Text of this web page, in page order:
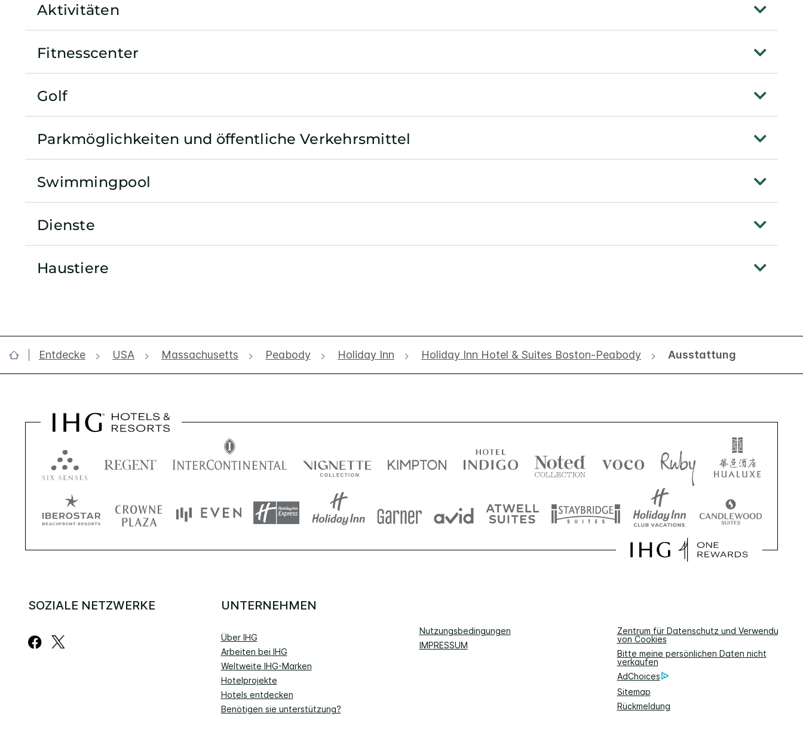
Aktivitäten
Fitnesscenter
Golf
Parkmöglichkeiten und öffentliche Verkehrsmittel
Swimmingpool
Dienste
Haustiere
Entdecke USA Massachusetts Peabody Holiday Inn Holiday Inn Hotel & Suites Boston-Peabody Ausstattung
SOZIALE NETZWERKE UNTERNEHMEN
Über IHG
Arbeiten bei IHG
Weltweite IHG-Marken
Hotelprojekte
Hotels entdecken
Benötigen sie unterstützung?
Nutzungsbedingungen
IMPRESSUM
Zentrum für Datenschutz und Verwendung
von Cookies
Bitte meine persönlichen Daten nicht
verkaufen
AdChoices
Sitemap
Rückmeldung